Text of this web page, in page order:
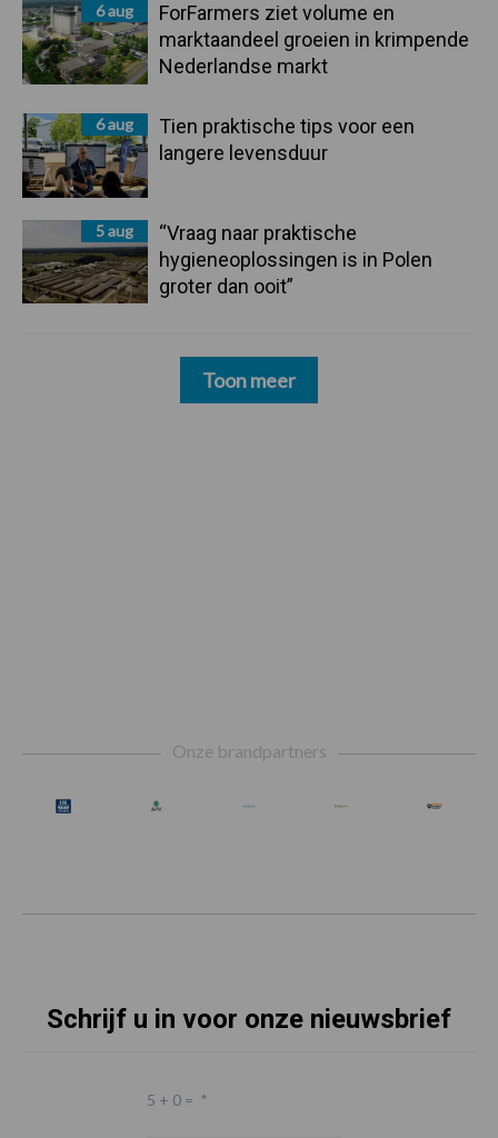
6 aug
ForFarmers ziet volume en
marktaandeel groeien in krimpende
Nederlandse markt
6 aug
Tien praktische tips voor een
langere levensduur
5 aug
“Vraag naar praktische
hygieneoplossingen is in Polen
groter dan ooit”
Toon meer
Onze brandpartners
Schrijf u in voor onze nieuwsbrief
5 + 0 = *